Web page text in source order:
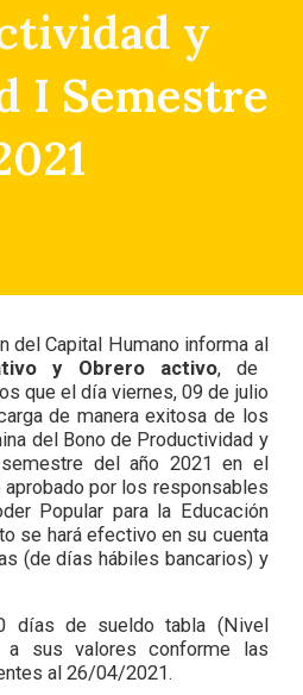
y
I Semestre
1
del Capital Humano informa al
y Obrero activo, de
que el día viernes, 09 de julio
de manera exitosa de los
del Bono de Productividad y
del año 2021 en el
por los responsables
Popular para la Educación
se hará efectivo en su cuenta
(de días hábiles bancarios) y
días de sueldo tabla (Nivel
a sus valores conforme las
al 26/04/2021.